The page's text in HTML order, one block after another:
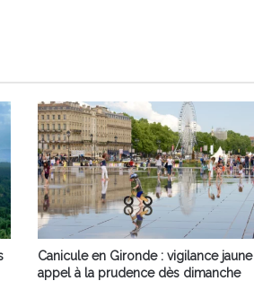
Canicule en Gironde : vigilance
appel à la prudence dès dimanche